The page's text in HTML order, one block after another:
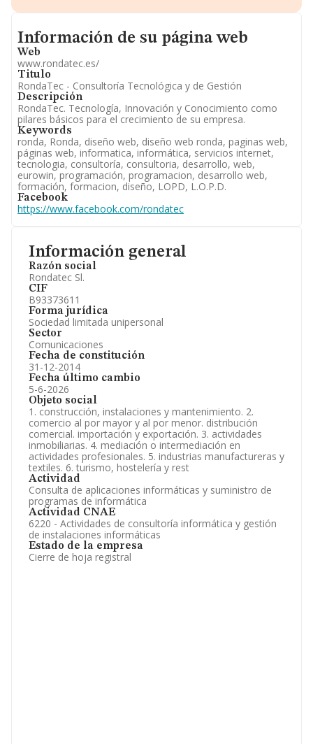
Información general
Razón social
Rondatec Sl.
CIF
B93373611
Forma jurídica
Sociedad limitada unipersonal
Sector
Comunicaciones
Fecha de constitución
31-12-2014
Fecha último cambio
5-6-2026
Objeto social
1. construcción, instalaciones y mantenimiento. 2.
comercio al por mayor y al por menor. distribución
comercial. importación y exportación. 3. actividades
inmobiliarias. 4. mediación o intermediación en
actividades profesionales. 5. industrias manufactureras y
textiles. 6. turismo, hostelería y rest
Actividad
Consulta de aplicaciones informáticas y suministro de
programas de informática
Actividad CNAE
6220 - Actividades de consultoría informática y gestión
de instalaciones informáticas
Estado de la empresa
Cierre de hoja registral
Información oficial y registral complementaria.
Informacion de su página web
Información de su página web
Web
www.rondatec.es/
Titulo
RondaTec - Consultoría Tecnológica y de Gestión
Descripción
RondaTec. Tecnología, Innovación y Conocimiento como
pilares básicos para el crecimiento de su empresa.
Keywords
ronda, Ronda, diseño web, diseño web ronda, paginas web,
páginas web, informatica, informática, servicios internet,
tecnologia, consultoría, consultoria, desarrollo, web,
eurowin, programación, programacion, desarrollo web,
formación, formacion, diseño, LOPD, L.O.P.D.
Facebook
https://www.facebook.com/rondatec